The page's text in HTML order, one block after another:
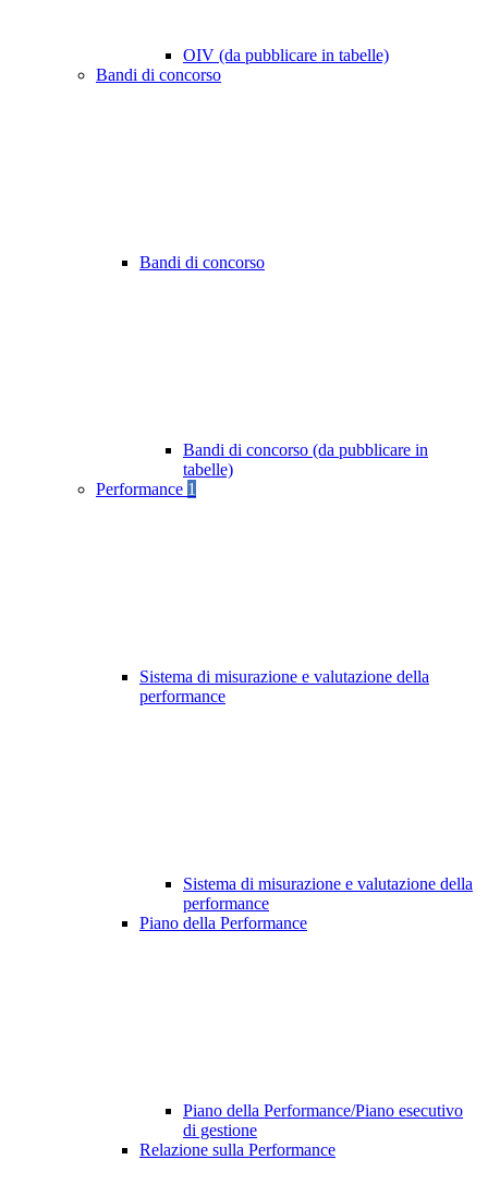
OIV (da pubblicare in tabelle)
Bandi di concorso
Bandi di concorso
Bandi di concorso (da pubblicare in
tabelle)
Performance 1
Sistema di misurazione e valutazione della
performance
Sistema di misurazione e valutazione della
performance
Piano della Performance
Piano della Performance/Piano esecutivo
di gestione
Relazione sulla Performance